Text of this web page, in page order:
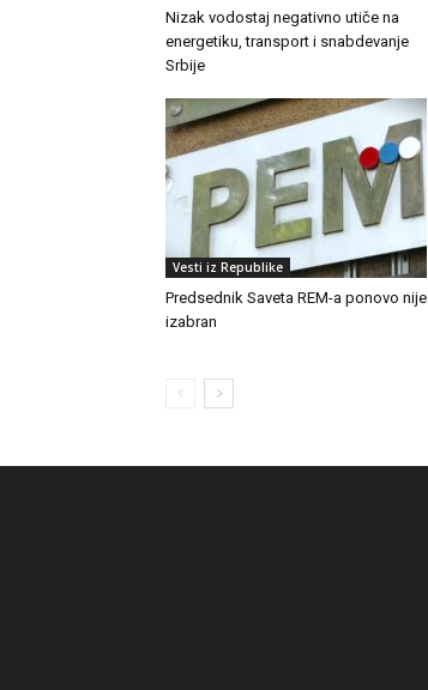
Nizak vodostaj negativno utiče na
energetiku, transport i snabdevanje
Srbije
Vesti iz Republike
Predsednik Saveta REM-a ponovo nije
izabran